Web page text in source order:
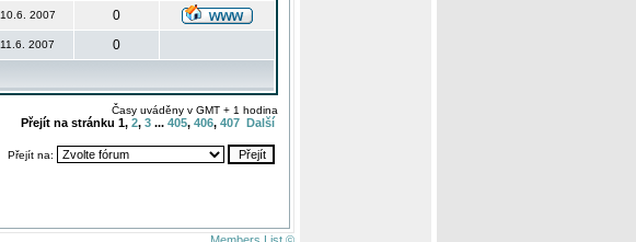
10.6. 2007
0
11.6. 2007 0
Časy uváděny v GMT + 1 hodina
Přejít na stránku 1, 2, 3 ... 405, 406, 407 Další
Přejít na: